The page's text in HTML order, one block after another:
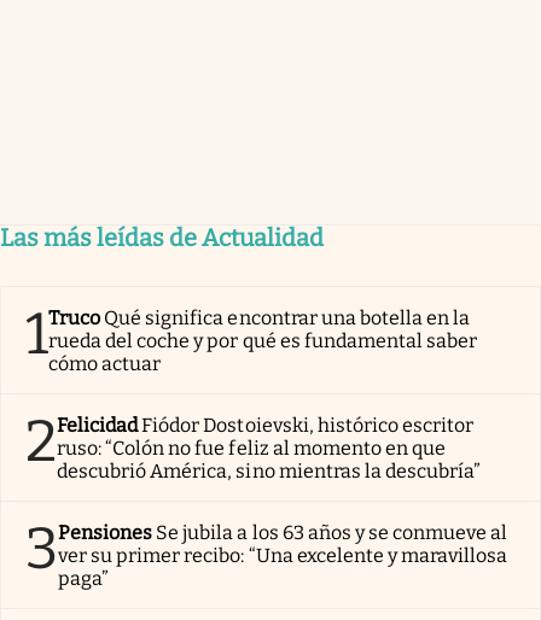
Las más leídas de Actualidad
1Truco Qué significa encontrar una botella en la
rueda del coche y por qué es fundamental saber
cómo actuar
2FelicidadFiódor Dostoievski, histórico escritor
ruso: “Colón no fue feliz al momento en que
descubrió América, sino mientras la descubría”
3Pensiones Se jubila a los 63 años y se conmueve al
ver su primer recibo: “Una excelente y maravillosa
paga”